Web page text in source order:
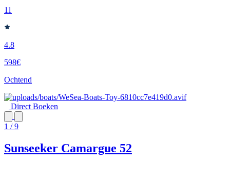
11
4.8
598€
Ochtend
Direct Boeken
1 / 9
Sunseeker Camargue 52